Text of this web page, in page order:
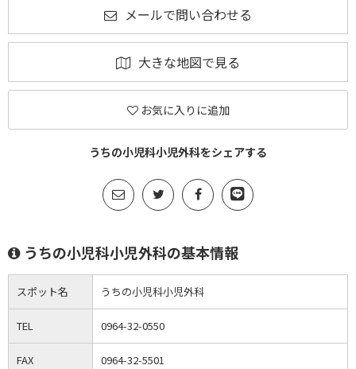
メールで問い合わせる
大きな地図で見る
お気に入りに追加
うちの小児科小児外科をシェアする
うちの小児科小児外科の基本情報
スポット名 うちの小児科小児外科
TEL 0964-32-0550
FAX 0964-32-5501